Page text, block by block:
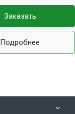
Заказать
Подробнее